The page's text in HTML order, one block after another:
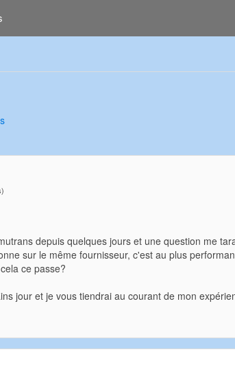
depuis quelques jours et une question me
sur le même fournisseur, c'est au plus
ce passe?
jour et je vous tiendrai au courant de mon